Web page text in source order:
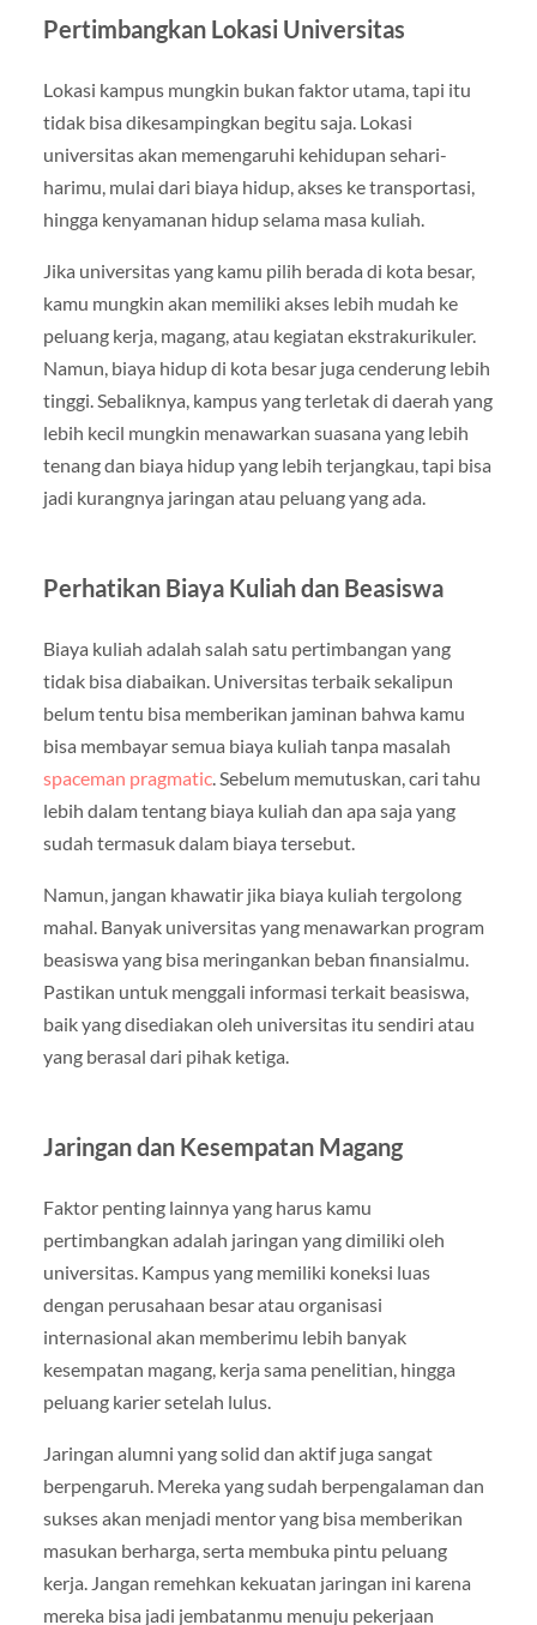
Pertimbangkan Lokasi Universitas
Lokasi kampus mungkin bukan faktor utama, tapi itu
tidak bisa dikesampingkan begitu saja. Lokasi
universitas akan memengaruhi kehidupan sehari-
harimu, mulai dari biaya hidup, akses ke transportasi,
hingga kenyamanan hidup selama masa kuliah.
Jika universitas yang kamu pilih berada di kota besar,
kamu mungkin akan memiliki akses lebih mudah ke
peluang kerja, magang, atau kegiatan ekstrakurikuler.
Namun, biaya hidup di kota besar juga cenderung lebih
tinggi. Sebaliknya, kampus yang terletak di daerah yang
lebih kecil mungkin menawarkan suasana yang lebih
tenang dan biaya hidup yang lebih terjangkau, tapi bisa
jadi kurangnya jaringan atau peluang yang ada.
Perhatikan Biaya Kuliah dan Beasiswa
Biaya kuliah adalah salah satu pertimbangan yang
tidak bisa diabaikan. Universitas terbaik sekalipun
belum tentu bisa memberikan jaminan bahwa kamu
bisa membayar semua biaya kuliah tanpa masalah
spaceman pragmatic. Sebelum memutuskan, cari tahu
lebih dalam tentang biaya kuliah dan apa saja yang
sudah termasuk dalam biaya tersebut.
Namun, jangan khawatir jika biaya kuliah tergolong
mahal. Banyak universitas yang menawarkan program
beasiswa yang bisa meringankan beban finansialmu.
Pastikan untuk menggali informasi terkait beasiswa,
baik yang disediakan oleh universitas itu sendiri atau
yang berasal dari pihak ketiga.
Jaringan dan Kesempatan Magang
Faktor penting lainnya yang harus kamu
pertimbangkan adalah jaringan yang dimiliki oleh
universitas. Kampus yang memiliki koneksi luas
dengan perusahaan besar atau organisasi
internasional akan memberimu lebih banyak
kesempatan magang, kerja sama penelitian, hingga
peluang karier setelah lulus.
Jaringan alumni yang solid dan aktif juga sangat
berpengaruh. Mereka yang sudah berpengalaman dan
sukses akan menjadi mentor yang bisa memberikan
masukan berharga, serta membuka pintu peluang
kerja. Jangan remehkan kekuatan jaringan ini karena
mereka bisa jadi jembatanmu menuju pekerjaan